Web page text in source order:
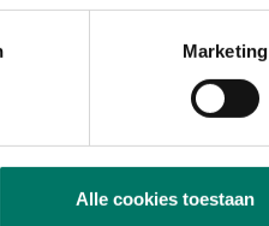
Marketing
Alle cookies toestaan
in de oven (boven- en